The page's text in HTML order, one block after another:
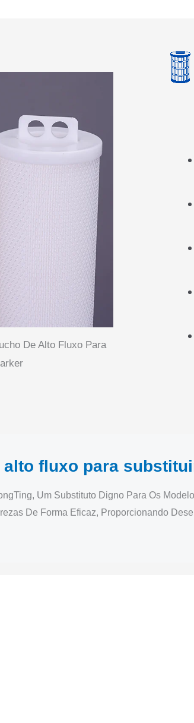
De Alto Fluxo Para
fluxo para
Um Substituto Digno Para Os
De Forma Eficaz, Proporcionando